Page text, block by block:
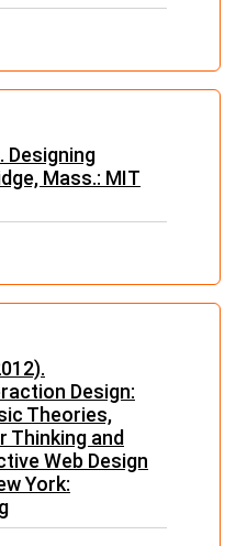
Designing
Mass.: MIT
Design:
Theories,
Thinking and
Web Design
York: